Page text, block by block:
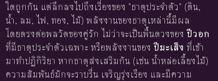
ใดถูกกัน แต่ลึกลงไปถึงเรื่องของ "ธาตุประจำตัว" (ดิน,
น้ำ, ลม, ไฟ, ทอง, ไม้) พลังงานของธาตุเหล่านี้มีผล
โดยตรงต่อพลวัตของคู่รัก ไม่ว่าจะเป็นพื้นดวงของปีวอก
ที่มีธาตุประจำตัวเฉพาะ หรือพลังงานของปีมะเส็ง ที่เข้า
มาทำปฏิกิริยา หากธาตุส่งเสริมกัน (เช่น น้ำหล่อเลี้ยงไม้)
ความสัมพันธ์มักจะราบรื่น เจริญรุ่งเรือง และมีความ